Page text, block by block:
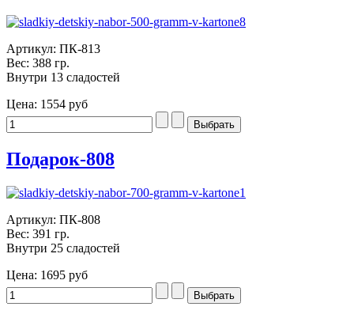
Артикул: ПК-813
Вес: 388 гр.
Внутри 13 сладостей
Цена: 1554 руб
Подарок-808
Артикул: ПК-808
Вес: 391 гр.
Внутри 25 сладостей
Цена: 1695 руб